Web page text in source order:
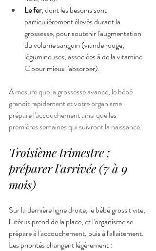
Le fer, dont les besoins sont
particulièrement élevés durant la
grossesse, pour soutenir l'augmentation
du volume sanguin (viande rouge,
légumineuses, associées à de la vitamine
C pour mieux l'absorber).
À mesure que la grossesse avance, le bébé
grandit rapidement et votre organisme
prépare l'accouchement ainsi que les
premières semaines qui suivront la naissance.
Troisième trimestre :
préparer l'arrivée (7 à 9
mois)
Sur la dernière ligne droite, le bébé grossit vite,
l'utérus prend de la place, et l'organisme se
prépare à l'accouchement, puis à l'allaitement.
Les priorités changent légèrement :